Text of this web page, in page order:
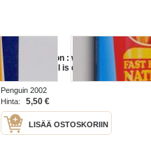
Fast food nation : what the all-
american meal is doing to the
world
Penguin 2002
Hinta:
5,50 €
LISÄÄ OSTOSKORIIN